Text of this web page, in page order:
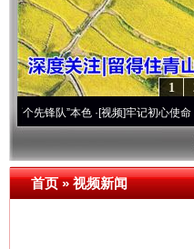
1
”本色·[视频]牢记初心使命 奋进复兴
首页»视频新闻